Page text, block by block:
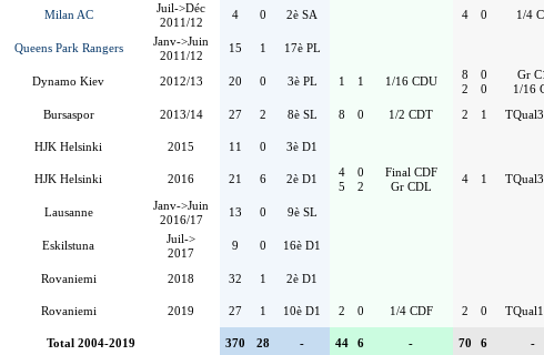
Milan AC
Juil->Déc
2011/12
4 0 2è SA 4 0 1/4
Queens Park Rangers
Janv->Juin
2011/12
15 1 17è PL
Dynamo Kiev 2012/13 20 0 3è PL 1 1 1/16 CDU
8
2
0
0
Gr
1/16
Bursaspor
2013/14 27 2 8è SL 8 0 1/2 CDT 2 1
HJK Helsinki 2015 11 0 3è D1
HJK Helsinki 2016 21 6 2è D1
4
5
0
2
Final CDF
Gr CDL
4 1
Lausanne
Janv->Juin
2016/17
13 0 9è SL
Eskilstuna
Juil->
2017
9 0 16è D1
Rovaniemi 2018 32 1 2è D1
Rovaniemi 2019 27 1 10è D1 2 0 1/4 CDF 2 0
Total 2004-2019 370 28 - 44 6 - 70 6 -